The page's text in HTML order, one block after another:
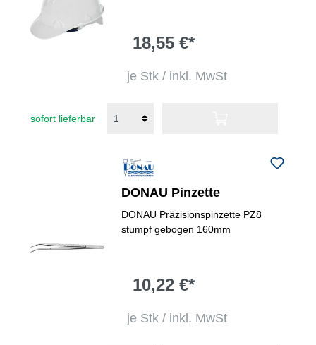
18,55 €*
je Stk / inkl. MwSt
sofort lieferbar
DONAU Pinzette
DONAU Präzisionspinzette PZ8
stumpf gebogen 160mm
10,22 €*
je Stk / inkl. MwSt